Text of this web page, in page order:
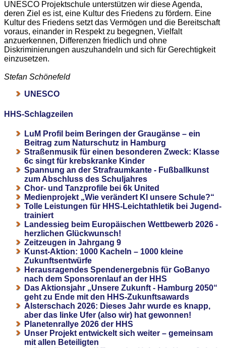
UNESCO Projektschule unterstützen wir diese Agenda,
deren Ziel es ist, eine Kultur des Friedens zu fördern. Eine
Kultur des Friedens setzt das Vermögen und die Bereitschaft
voraus, einander in Respekt zu begegnen, Vielfalt
anzuerkennen, Differenzen friedlich und ohne
Diskriminierungen auszuhandeln und sich für Gerechtigkeit
einzusetzen.
Stefan Schönefeld
UNESCO
HHS-Schlagzeilen
LuM Profil beim Beringen der Graugänse – ein
Beitrag zum Naturschutz in Hamburg
Straßenmusik für einen besonderen Zweck: Klasse
6c singt für krebskranke Kinder
Spannung an der Strafraumkante - Fußballkunst
zum Abschluss des Schuljahres
Chor- und Tanzprofile bei 6k United
Medienprojekt „Wie verändert KI unsere Schule?“
Tolle Leistungen für HHS-Leichtathletik bei Jugend-
trainiert
Landessieg beim Europäischen Wettbewerb 2026 -
herzlichen Glückwunsch!
Zeitzeugen in Jahrgang 9
Kunst-Aktion: 1000 Kacheln – 1000 kleine
Zukunftsentwürfe
Herausragendes Spendenergebnis für GoBanyo
nach dem Sponsorenlauf an der HHS
Das Aktionsjahr „Unsere Zukunft - Hamburg 2050“
geht zu Ende mit den HHS-Zukunftsawards
Alsterschach 2026: Dieses Jahr wurde es knapp,
aber das linke Ufer (also wir) hat gewonnen!
Planetenrallye 2026 der HHS
Unser Projekt entwickelt sich weiter – gemeinsam
mit allen Beteiligten